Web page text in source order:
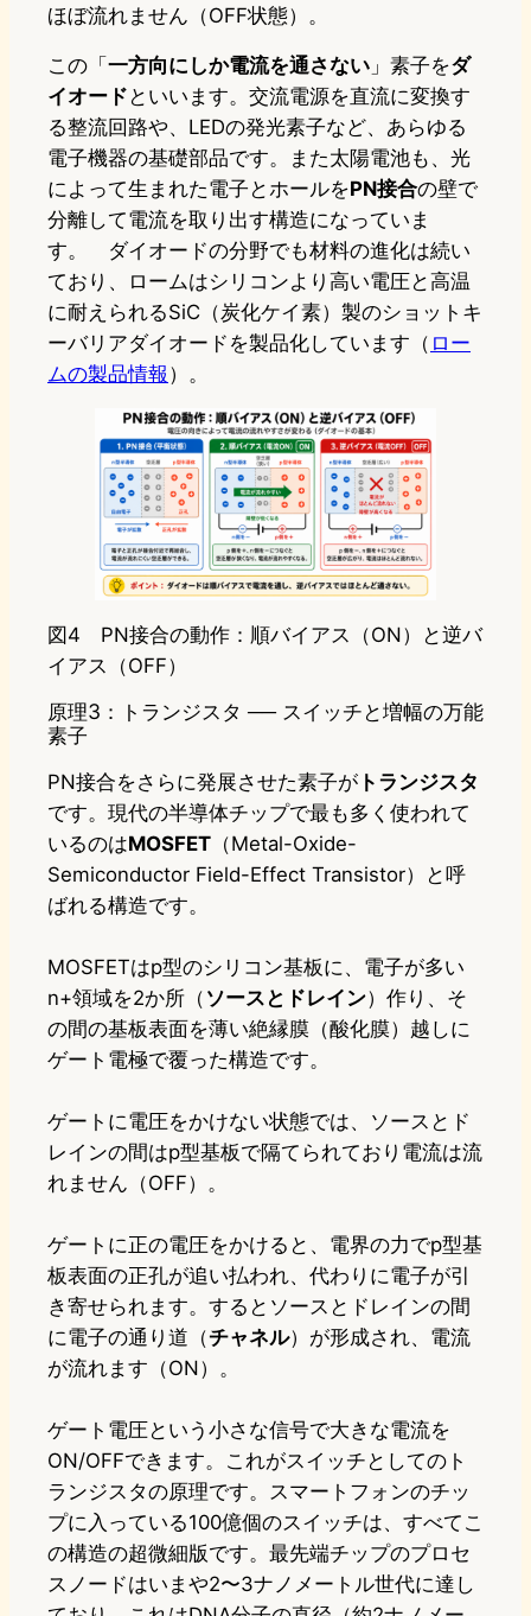
ほぼ流れません（OFF状態）。
この「 一方向にしか電流を通さない 」素子をダ
イオード といいます。交流電源を直流に変換す
る整流回路や、LEDの発光素子など、あらゆる
電子機器の基礎部品です。また太陽電池も、光
によって生まれた電子とホールをPN接合の壁で
分離して電流を取り出す構造になっていま
す。 ダイオードの分野でも材料の進化は続い
ており、ロームはシリコンより高い電圧と高温
に耐えられるSiC（炭化ケイ素）製のショットキ
ーバリアダイオードを製品化しています（ ロー
ムの製品情報 ）。
図4 PN接合の動作：順バイアス（ON）と逆バ
イアス（OFF）
原理3：トランジスタ ── スイッチと増幅の万能
素子
PN接合をさらに発展させた素子が トランジスタ
です。現代の半導体チップで最も多く使われて
いるのはMOSFET （Metal-Oxide-
Semiconductor Field-Effect Transistor）と呼
ばれる構造です。
MOSFETはp型のシリコン基板に、電子が多い
n+領域を2か所（ ソースとドレイン）作り、そ
の間の基板表面を薄い絶縁膜（酸化膜）越しに
ゲート電極で覆った構造です。
ゲートに電圧をかけない状態では、ソースとド
レインの間はp型基板で隔てられており電流は流
れません（OFF）。
ゲートに正の電圧をかけると、電界の力でp型基
板表面の正孔が追い払われ、代わりに電子が引
き寄せられます。するとソースとドレインの間
に電子の通り道（チャネル）が形成され、電流
が流れます（ON）。
ゲート電圧という小さな信号で大きな電流を
ON/OFFできます。これがスイッチとしてのト
ランジスタの原理です。スマートフォンのチッ
プに入っている100億個のスイッチは、すべてこ
の構造の超微細版です。最先端チップのプロセ
スノードはいまや2〜3ナノメートル世代に達し